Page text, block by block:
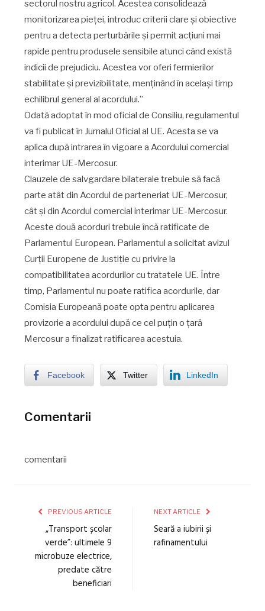
sectorul nostru agricol. Acestea consolidează
monitorizarea pieței, introduc criterii clare și obiective
pentru a detecta perturbările și permit acțiuni mai
rapide pentru produsele sensibile atunci când există
indicii de prejudiciu. Acestea vor oferi fermierilor
stabilitate și previzibilitate, menținând în același timp
echilibrul general al acordului.”
Odată adoptat în mod oficial de Consiliu, regulamentul
va fi publicat în Jurnalul Oficial al UE. Acesta se va
aplica după intrarea în vigoare a Acordului comercial
interimar UE-Mercosur.
Clauzele de salvgardare bilaterale trebuie să facă
parte atât din Acordul de parteneriat UE-Mercosur,
cât și din Acordul comercial interimar UE-Mercosur.
Aceste două acorduri trebuie încă ratificate de
Parlamentul European. Parlamentul a solicitat avizul
Curții Europene de Justiție cu privire la
compatibilitatea acordurilor cu tratatele UE. Între
timp, Parlamentul nu poate ratifica acordurile, dar
Comisia Europeană poate opta pentru aplicarea
provizorie a acordului după ce cel puțin o țară
Mercosur a finalizat ratificarea acestuia.
Facebook Twitter LinkedIn
Comentarii
comentarii
PREVIOUS ARTICLE
„Transport școlar
verde”: ultimele 9
microbuze electrice,
predate către
beneficiari
NEXT ARTICLE
Seară a iubirii și
rafinamentului